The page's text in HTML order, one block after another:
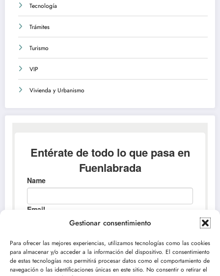
Gestionar consentimiento
Para ofrecer las mejores experiencias, utilizamos tecnologías como las cookies
para almacenar y/o acceder a la información del dispositivo. El consentimiento
de estas tecnologías nos permitirá procesar datos como el comportamiento de
navegación o las identificaciones únicas en este sitio. No consentir o retirar el
Tecnología
Trámites
Turismo
VIP
Vivienda y Urbanismo